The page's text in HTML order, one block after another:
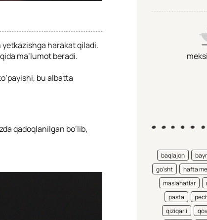
harakat qiladi.
ma’lumot beradi.
bu albatta
qadoqlanilgan bo’lib,
baqlajon
go'sht
hafta
maslahatlar
pasta
qiziqarli